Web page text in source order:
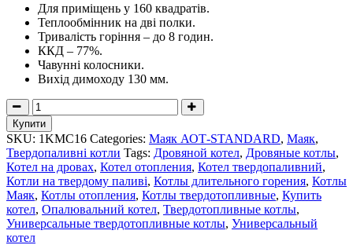
Для приміщень у 160 квадратів.
Теплообмінник на дві полки.
Тривалість горіння – до 8 годин.
ККД – 77%.
Чавунні колосники.
Вихід димоходу 130 мм.
Котел
з
чавунними
колосниками
Маяк
АОТ-16
STANDARD
quantity
Купити
SKU: 1KМС16 Categories: Маяк АОТ-STANDARD, Маяк,
Твердопаливні котли Tags: Дровяной котел, Дровяные котлы,
Котел на дровах, Котел отопления, Котел твердопаливний,
Котли на твердому паливі, Котлы длительного горения, Котлы
Маяк, Котлы отопления, Котлы твердотопливные, Купить
котел, Опалювальний котел, Твердотопливные котлы,
Универсальные твердотопливные котлы, Универсальный
котел